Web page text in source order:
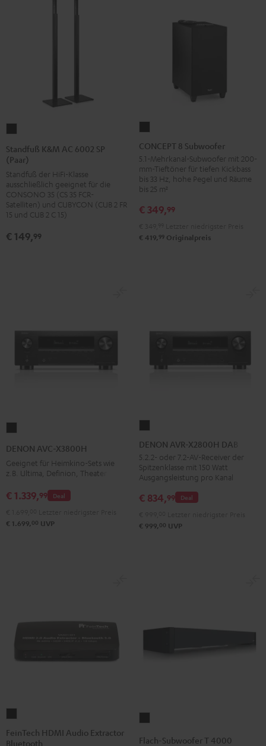
K&M
AC
6002
SP
(Paar)
Schwarz
Standfuß K&M AC 6002 SP
(Paar)
Standfuß der HiFi-Klasse
ausschließlich geeignet für die
CONSONO 35 (CS 35 FCR-
Satelliten) und CUBYCON (CUB 2 FR
15 und CUB 2 C 15)
€ 149,99
8
Subwoofer
Schwarz
CONCEPT 8 Subwoofer
5.1-Mehrkanal-Subwoofer mit 200-
mm-Tieftöner für tiefen Kickbass
bis 33 Hz, hohe Pegel und Räume
bis 25 m²
€ 349,99
€ 419, 99 Originalpreis
Schwarz
DENON AVC-X3800H
Geeignet für Heimkino-Sets wie
z.B. Ultima, Definion, Theater
Deal
€ 1.339,99
€ 1.699, 00 UVP
AVR-
X2800H
DAB
Schwarz
DENON AVR-X2800H DAB
5.2.2- oder 7.2-AV-Receiver der
Spitzenklasse mit 150 Watt
Ausgangsleistung pro Kanal
Deal
€ 834,99
€ 999, 00 UVP
HDMI
Audio
FeinTech HDMI Audio Extractor
Bluetooth
Flach-Subwoofer T 4000